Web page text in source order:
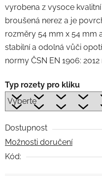
vyrobena z vysoce
broušená nerez a je
rozměry 54 mm x 54 mm
stabilní a odolná vůči
normy ČSN EN 1906:
Typ rozety pro kliku
Dostupnost
Možnosti doručení
Kód: